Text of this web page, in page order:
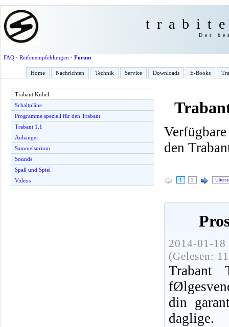
Der
FAQ· Reifenempfehlungen · Forum
Home Nachrichten Technik Service Downloads E-Books
Trabant Kübel
Schaltpläne
Programme speziell für den Trabant
Trabant 1.1
Anhänger
Sammelsurium
Sounds
Spaß und Spiel
Videos
den
1 2
2014-01-
(Gelesen:
din
daglige.